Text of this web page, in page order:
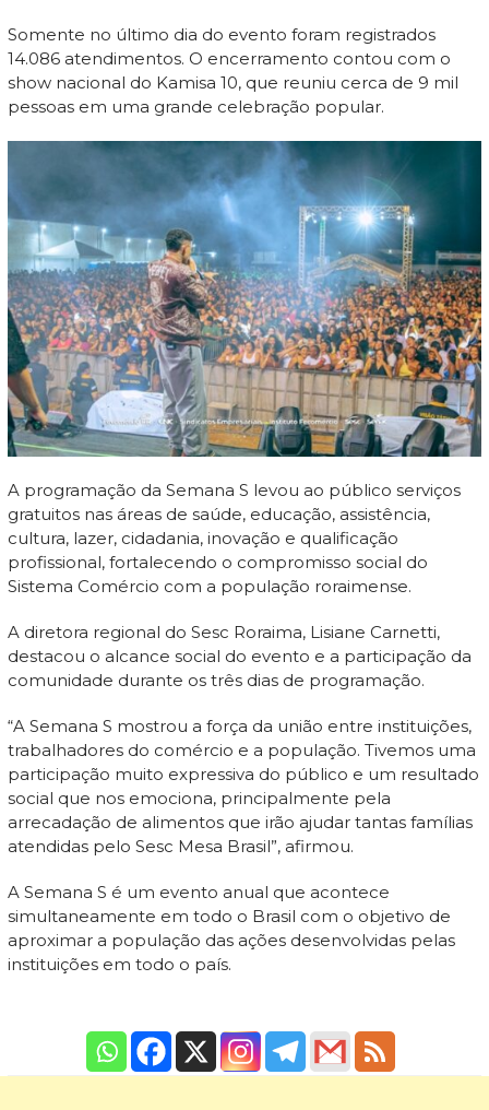
Somente no último dia do evento foram registrados
14.086 atendimentos. O encerramento contou com o
show nacional do Kamisa 10, que reuniu cerca de 9 mil
pessoas em uma grande celebração popular.
A programação da Semana S levou ao público serviços
gratuitos nas áreas de saúde, educação, assistência,
cultura, lazer, cidadania, inovação e qualificação
profissional, fortalecendo o compromisso social do
Sistema Comércio com a população roraimense.
A diretora regional do Sesc Roraima, Lisiane Carnetti,
destacou o alcance social do evento e a participação da
comunidade durante os três dias de programação.
“A Semana S mostrou a força da união entre instituições,
trabalhadores do comércio e a população. Tivemos uma
participação muito expressiva do público e um resultado
social que nos emociona, principalmente pela
arrecadação de alimentos que irão ajudar tantas famílias
atendidas pelo Sesc Mesa Brasil”, afirmou.
A Semana S é um evento anual que acontece
simultaneamente em todo o Brasil com o objetivo de
aproximar a população das ações desenvolvidas pelas
instituições em todo o país.